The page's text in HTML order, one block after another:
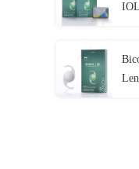
IOL